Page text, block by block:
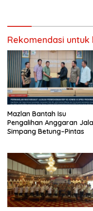
Rekomendasi untuk
Mazlan Bantah Isu
Pengalihan Anggaran
Simpang Betung–Pintas